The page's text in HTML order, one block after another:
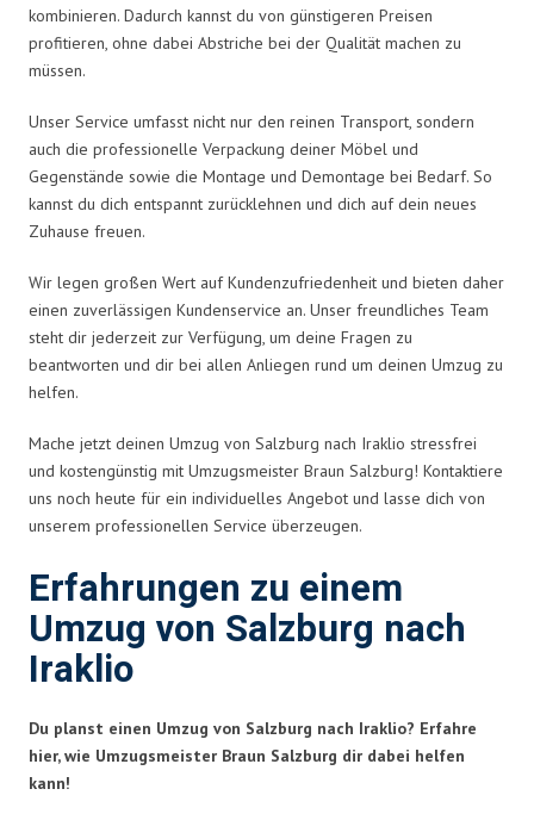
kombinieren. Dadurch kannst du von günstigeren Preisen
profitieren, ohne dabei Abstriche bei der Qualität machen zu
müssen.
Unser Service umfasst nicht nur den reinen Transport, sondern
auch die professionelle Verpackung deiner Möbel und
Gegenstände sowie die Montage und Demontage bei Bedarf. So
kannst du dich entspannt zurücklehnen und dich auf dein neues
Zuhause freuen.
Wir legen großen Wert auf Kundenzufriedenheit und bieten daher
einen zuverlässigen Kundenservice an. Unser freundliches Team
steht dir jederzeit zur Verfügung, um deine Fragen zu
beantworten und dir bei allen Anliegen rund um deinen Umzug zu
helfen.
Mache jetzt deinen Umzug von Salzburg nach Iraklio stressfrei
und kostengünstig mit Umzugsmeister Braun Salzburg! Kontaktiere
uns noch heute für ein individuelles Angebot und lasse dich von
unserem professionellen Service überzeugen.
Erfahrungen zu einem
Umzug von Salzburg nach
Iraklio
Du planst einen Umzug von Salzburg nach Iraklio? Erfahre
hier, wie Umzugsmeister Braun Salzburg dir dabei helfen
kann!